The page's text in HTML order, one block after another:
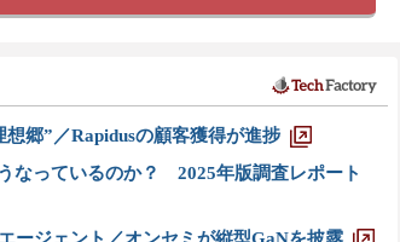
郷”／Rapidusの顧客獲得が進捗
なっているのか？ 2025年版調査レポート